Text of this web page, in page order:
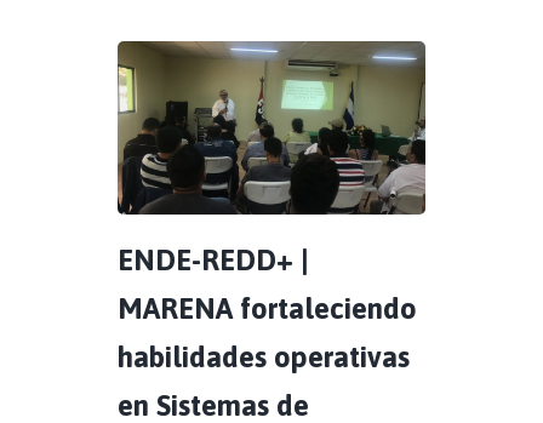
ENDE-REDD+ |
MARENA fortaleciendo
habilidades operativas
en Sistemas de